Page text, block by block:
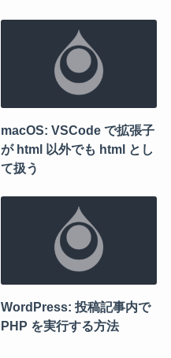
macOS: VSCode で拡張子
が html 以外でも html とし
て扱う
WordPress: 投稿記事内で
PHP を実行する方法